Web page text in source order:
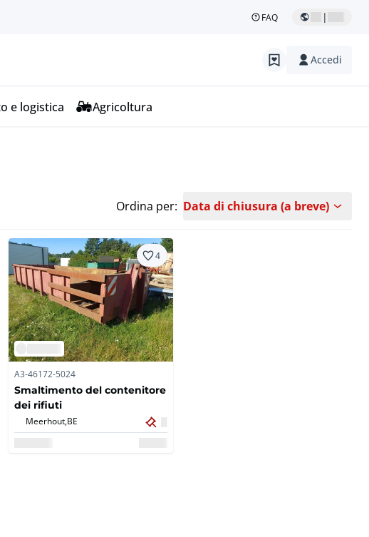
FAQ |
Accedi
e logistica Agricoltura
Ordina per: Data di chiusura (a breve)
4
A3-46172-5024
Smaltimento del contenitore
dei rifiuti
Meerhout, BE